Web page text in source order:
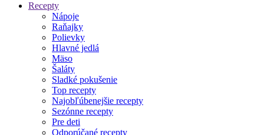
Recepty
Nápoje
Raňajky
Polievky
Hlavné jedlá
Mäso
Šaláty
Sladké pokušenie
Top recepty
Najobľúbenejšie recepty
Sezónne recepty
Pre deti
Odporúčané recepty